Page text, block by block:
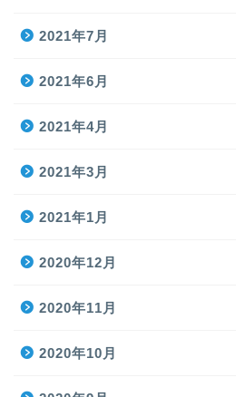
2021年7月
2021年6月
2021年4月
2021年3月
2021年1月
2020年12月
2020年11月
2020年10月